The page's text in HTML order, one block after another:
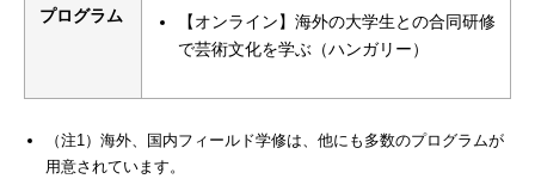
プログラム
【オンライン】海外の大学生との合同研修
で芸術文化を学ぶ（ハンガリー）
（注1）海外、国内フィールド学修は、他にも多数のプログラムが
用意されています。